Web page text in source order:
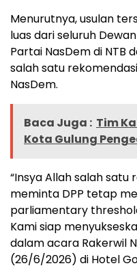
Menurutnya, usulan
luas dari seluruh
Partai NasDem di NTB
salah satu
NasDem.
Baca Juga : Tim
Kota Gulung
“Insya Allah salah
meminta DPP tetap
parliamentary
Kami siap
dalam acara Rakerwil
(26/6/2026) di Hotel